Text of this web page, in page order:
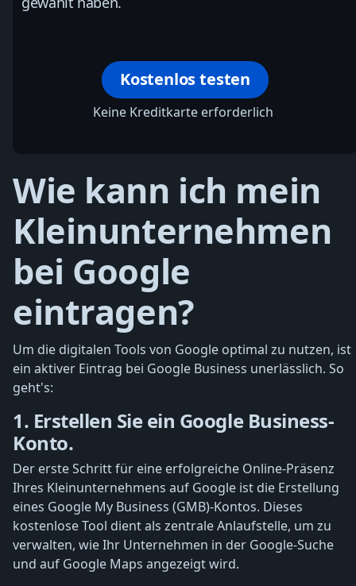
Kostenlos testen
Keine Kreditkarte erforderlich
Wie kann ich mein
Kleinunternehmen
bei Google
eintragen?
Um die digitalen Tools von Google optimal zu nutzen, ist
ein aktiver Eintrag bei Google Business unerlässlich. So
geht's:
1. Erstellen Sie ein Google Business-
Konto.
Der erste Schritt für eine erfolgreiche Online-Präsenz
Ihres Kleinunternehmens auf Google ist die Erstellung
eines Google My Business (GMB)-Kontos. Dieses
kostenlose Tool dient als zentrale Anlaufstelle, um zu
verwalten, wie Ihr Unternehmen in der Google-Suche
und auf Google Maps angezeigt wird.